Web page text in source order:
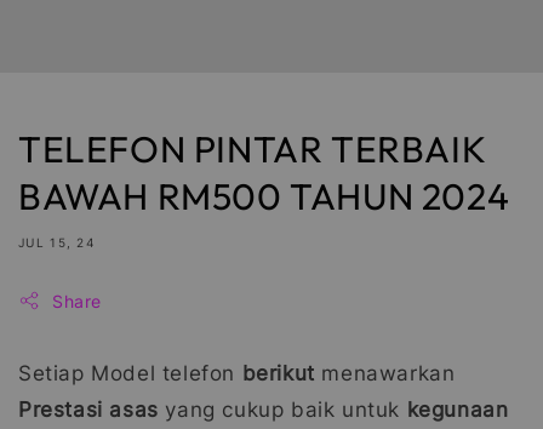
TELEFON PINTAR TERBAIK
BAWAH RM500 TAHUN 2024
JUL 15, 24
Share
Setiap Model telefon berikut menawarkan
Prestasi asas yang cukup baik untuk kegunaan